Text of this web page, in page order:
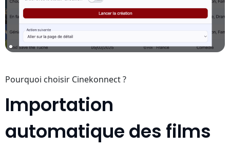
Pourquoi choisir Cinekonnect ?
Importation
automatique des films